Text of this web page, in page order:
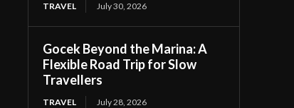
TRAVEL July 30, 2026
Gocek Beyond the Marina: A
Flexible Road Trip for Slow
Travellers
TRAVEL July 28, 2026